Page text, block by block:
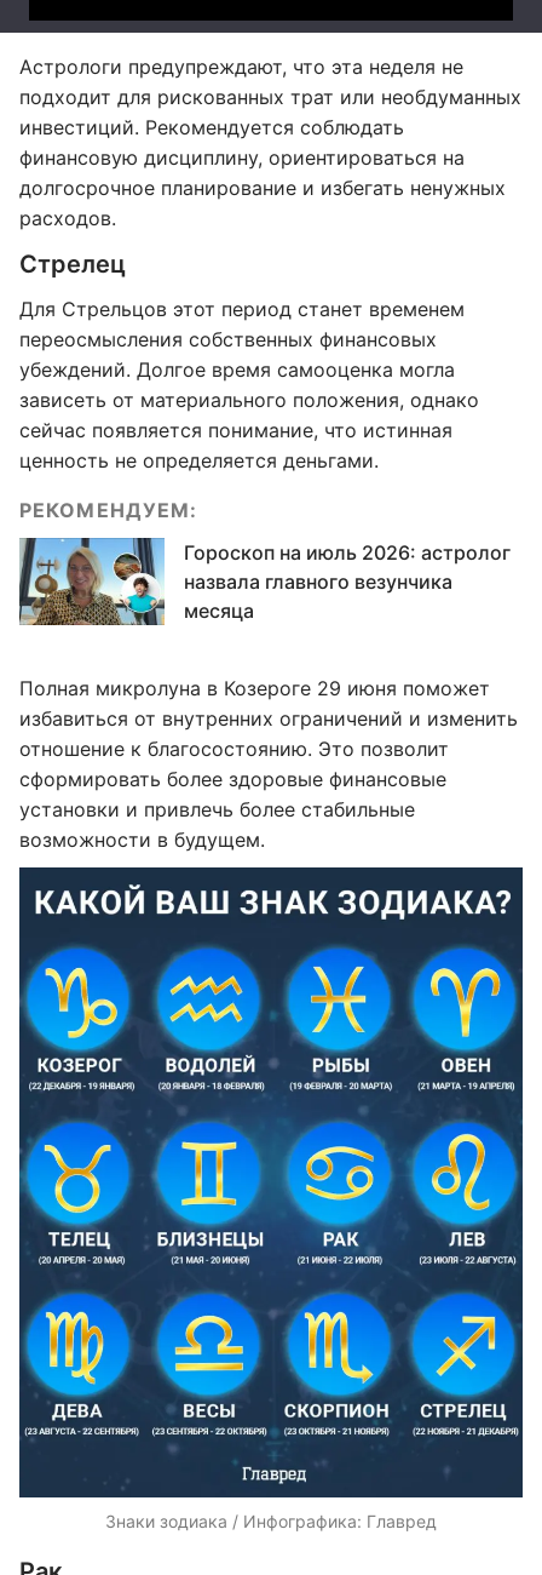
Астрологи предупреждают, что эта неделя не
подходит для рискованных трат или необдуманных
инвестиций. Рекомендуется соблюдать
финансовую дисциплину, ориентироваться на
долгосрочное планирование и избегать ненужных
расходов.
Стрелец
Для Стрельцов этот период станет временем
переосмысления собственных финансовых
убеждений. Долгое время самооценка могла
зависеть от материального положения, однако
сейчас появляется понимание, что истинная
ценность не определяется деньгами.
РЕКОМЕНДУЕМ:
Гороскоп на июль 2026: астролог
назвала главного везунчика
месяца
Полная микролуна в Козероге 29 июня поможет
избавиться от внутренних ограничений и изменить
отношение к благосостоянию. Это позволит
сформировать более здоровые финансовые
установки и привлечь более стабильные
возможности в будущем.
Знаки зодиака / Инфографика: Главред